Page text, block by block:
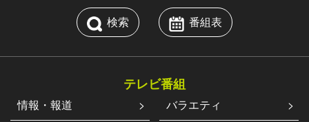
検索 番組表
テレビ番組
情報・報道
バラエティ